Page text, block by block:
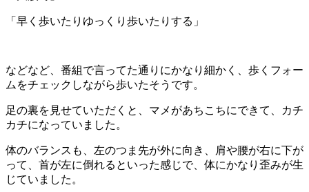
「早く歩いたりゆっくり歩いたりする」
などなど、番組で言ってた通りにかなり細かく、歩くフォー
ムをチェックしながら歩いたそうです。
足の裏を見せていただくと、マメがあちこちにできて、カチ
カチになっていました。
体のバランスも、左のつま先が外に向き、肩や腰が右に下が
って、首が左に倒れるといった感じで、体にかなり歪みが生
じていました。